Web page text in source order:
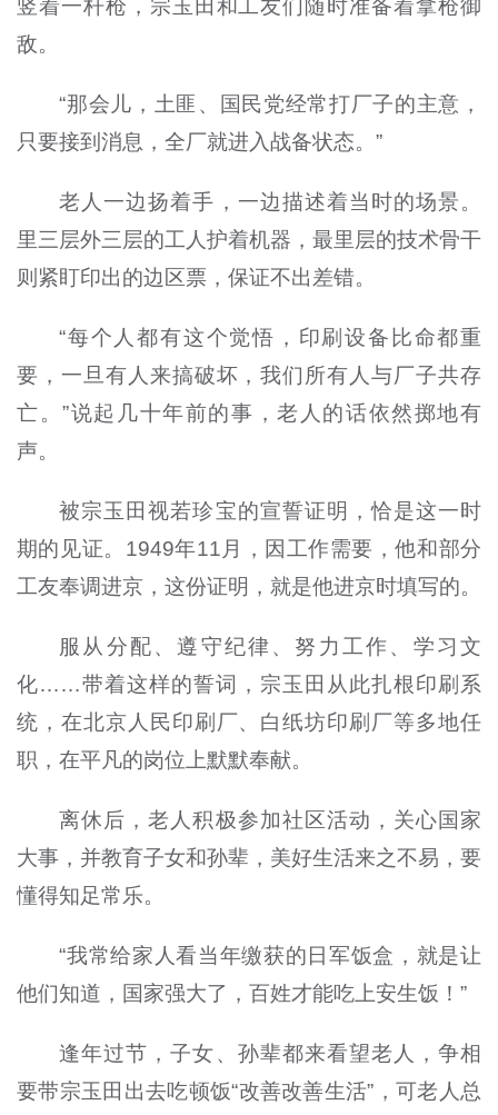
竖着一杆枪，宗玉田和工友们随时准备着拿枪御
敌。
“那会儿，土匪、国民党经常打厂子的主意，
只要接到消息，全厂就进入战备状态。”
老人一边扬着手，一边描述着当时的场景。
里三层外三层的工人护着机器，最里层的技术骨干
则紧盯印出的边区票，保证不出差错。
“每个人都有这个觉悟，印刷设备比命都重
要，一旦有人来搞破坏，我们所有人与厂子共存
亡。”说起几十年前的事，老人的话依然掷地有
声。
被宗玉田视若珍宝的宣誓证明，恰是这一时
期的见证。1949年11月，因工作需要，他和部分
工友奉调进京，这份证明，就是他进京时填写的。
服从分配、遵守纪律、努力工作、学习文
化……带着这样的誓词，宗玉田从此扎根印刷系
统，在北京人民印刷厂、白纸坊印刷厂等多地任
职，在平凡的岗位上默默奉献。
离休后，老人积极参加社区活动，关心国家
大事，并教育子女和孙辈，美好生活来之不易，要
懂得知足常乐。
“我常给家人看当年缴获的日军饭盒，就是让
他们知道，国家强大了，百姓才能吃上安生饭！”
逢年过节，子女、孙辈都来看望老人，争相
要带宗玉田出去吃顿饭“改善改善生活”，可老人总